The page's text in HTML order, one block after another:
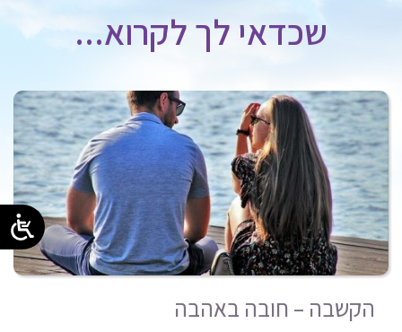
שכדאי לך לקרוא...
הקשבה – חובה באהבה